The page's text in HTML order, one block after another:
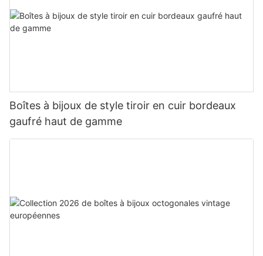
Boîtes à bijoux de style tiroir en cuir bordeaux
gaufré haut de gamme